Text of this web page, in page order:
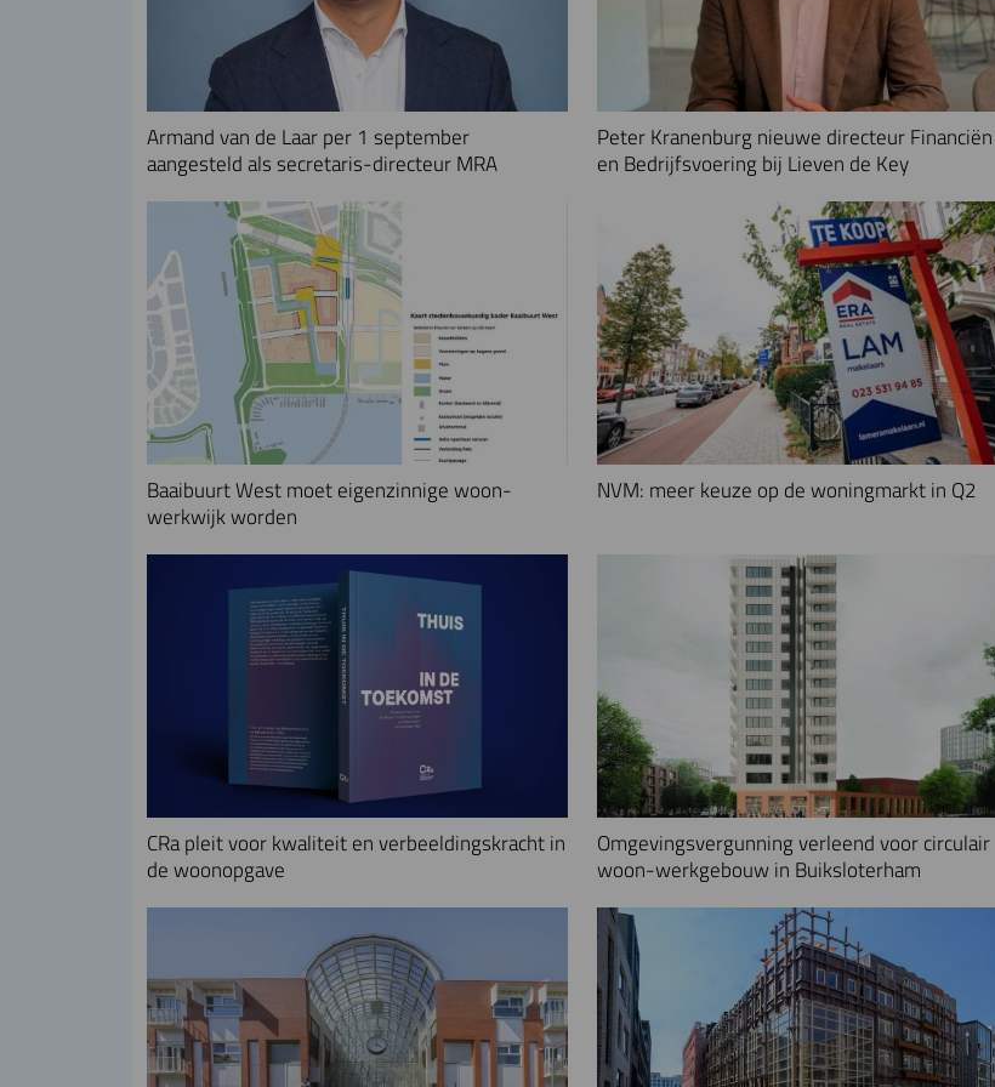
Armand van de Laar per 1 september
aangesteld als secretaris-directeur MRA
Peter Kranenburg nieuwe directeur Financiën
en Bedrijfsvoering bij Lieven de Key
Baaibuurt West moet eigenzinnige woon-
werkwijk worden
NVM: meer keuze op de woningmarkt in Q2
CRa pleit voor kwaliteit en verbeeldingskracht in
de woonopgave
Omgevingsvergunning verleend voor circulair
woon-werkgebouw in Buiksloterham